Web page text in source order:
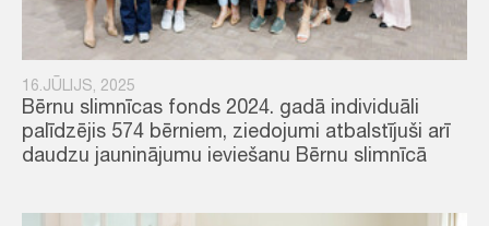
16.JŪLIJS, 2025
Bērnu slimnīcas fonds 2024. gadā individuāli
palīdzējis 574 bērniem, ziedojumi atbalstījuši arī
daudzu jauninājumu ieviešanu Bērnu slimnīcā